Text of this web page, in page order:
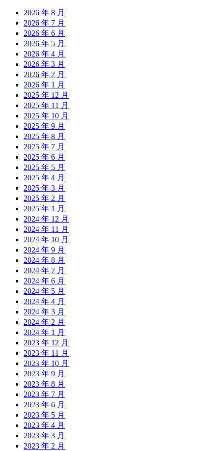
2026 年 8 月
2026 年 7 月
2026 年 6 月
2026 年 5 月
2026 年 4 月
2026 年 3 月
2026 年 2 月
2026 年 1 月
2025 年 12 月
2025 年 11 月
2025 年 10 月
2025 年 9 月
2025 年 8 月
2025 年 7 月
2025 年 6 月
2025 年 5 月
2025 年 4 月
2025 年 3 月
2025 年 2 月
2025 年 1 月
2024 年 12 月
2024 年 11 月
2024 年 10 月
2024 年 9 月
2024 年 8 月
2024 年 7 月
2024 年 6 月
2024 年 5 月
2024 年 4 月
2024 年 3 月
2024 年 2 月
2024 年 1 月
2023 年 12 月
2023 年 11 月
2023 年 10 月
2023 年 9 月
2023 年 8 月
2023 年 7 月
2023 年 6 月
2023 年 5 月
2023 年 4 月
2023 年 3 月
2023 年 2 月